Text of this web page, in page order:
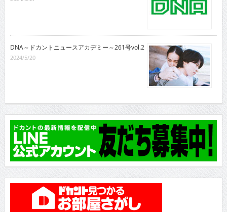
DNA～ドカントニュースアカデミー～261号vol.2
2024/5/20